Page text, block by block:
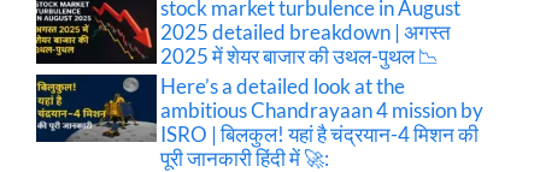
stock market turbulence in August
2025 detailed breakdown | अगस्त
2025 में शेयर बाजार की उथल-पुथल 📉
Here’s a detailed look at the
ambitious Chandrayaan 4 mission by
ISRO | बिलकुल! यहां है चंद्रयान-4 मिशन की
पूरी जानकारी हिंदी में 🚀: